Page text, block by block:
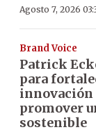
Agosto 7, 2026
Brand Voice
Patrick
para
innovación
promover
sostenible